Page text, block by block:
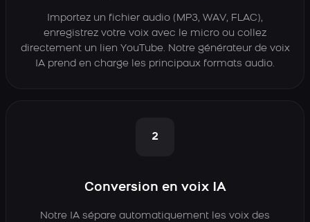
Importez un fichier audio (MP3, WAV, FLAC),
enregistrez votre voix avec le micro ou collez
directement un lien YouTube. Notre générateur de voix
IA prend en charge les principaux formats audio.
2
Conversion en voix IA
Notre IA sépare automatiquement les voix des